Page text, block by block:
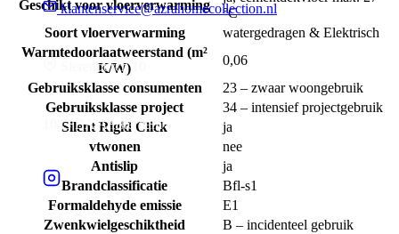
klantenservice@azrahomecollection.nl
Sierenborch 10
1043 BA Amsterdam
Geschikt voor vloerverwarming
°C
Soort vloerverwarming
watergedragen & Elektrisch
Warmtedoorlaatweerstand (m²
K/W)
0,06
Gebruiksklasse consumenten
23 – zwaar woongebruik
Gebruiksklasse project
34 – intensief projectgebruik
Silent Rigid Click
ja
vtwonen
nee
Antislip
ja
Brandclassificatie
Bfl-s1
Formaldehyde emissie
E1
Zwenkwielgeschiktheid
B – incidenteel gebruik